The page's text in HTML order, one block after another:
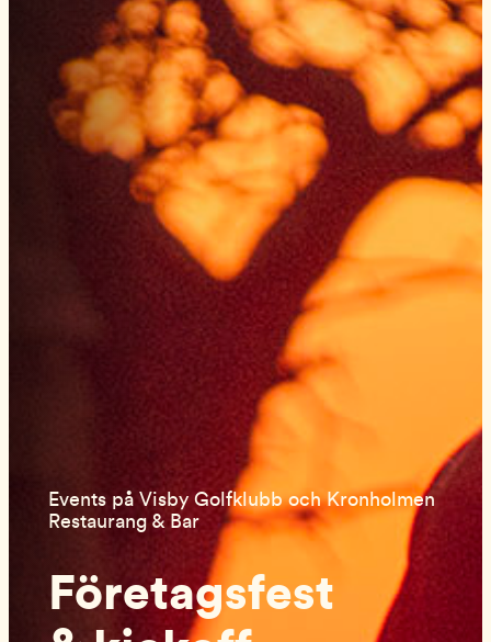
Events på Visby Golfklubb och Kronholmen
Restaurang & Bar
Företagsfest